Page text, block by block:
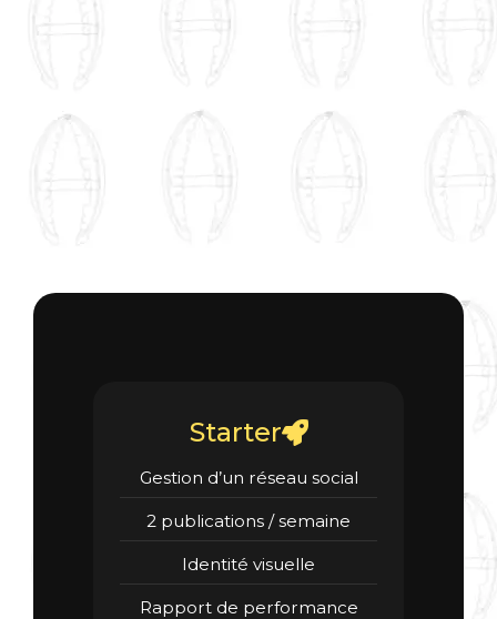
Starter
Gestion d’un réseau social
2 publications / semaine
Identité visuelle
Rapport de performance